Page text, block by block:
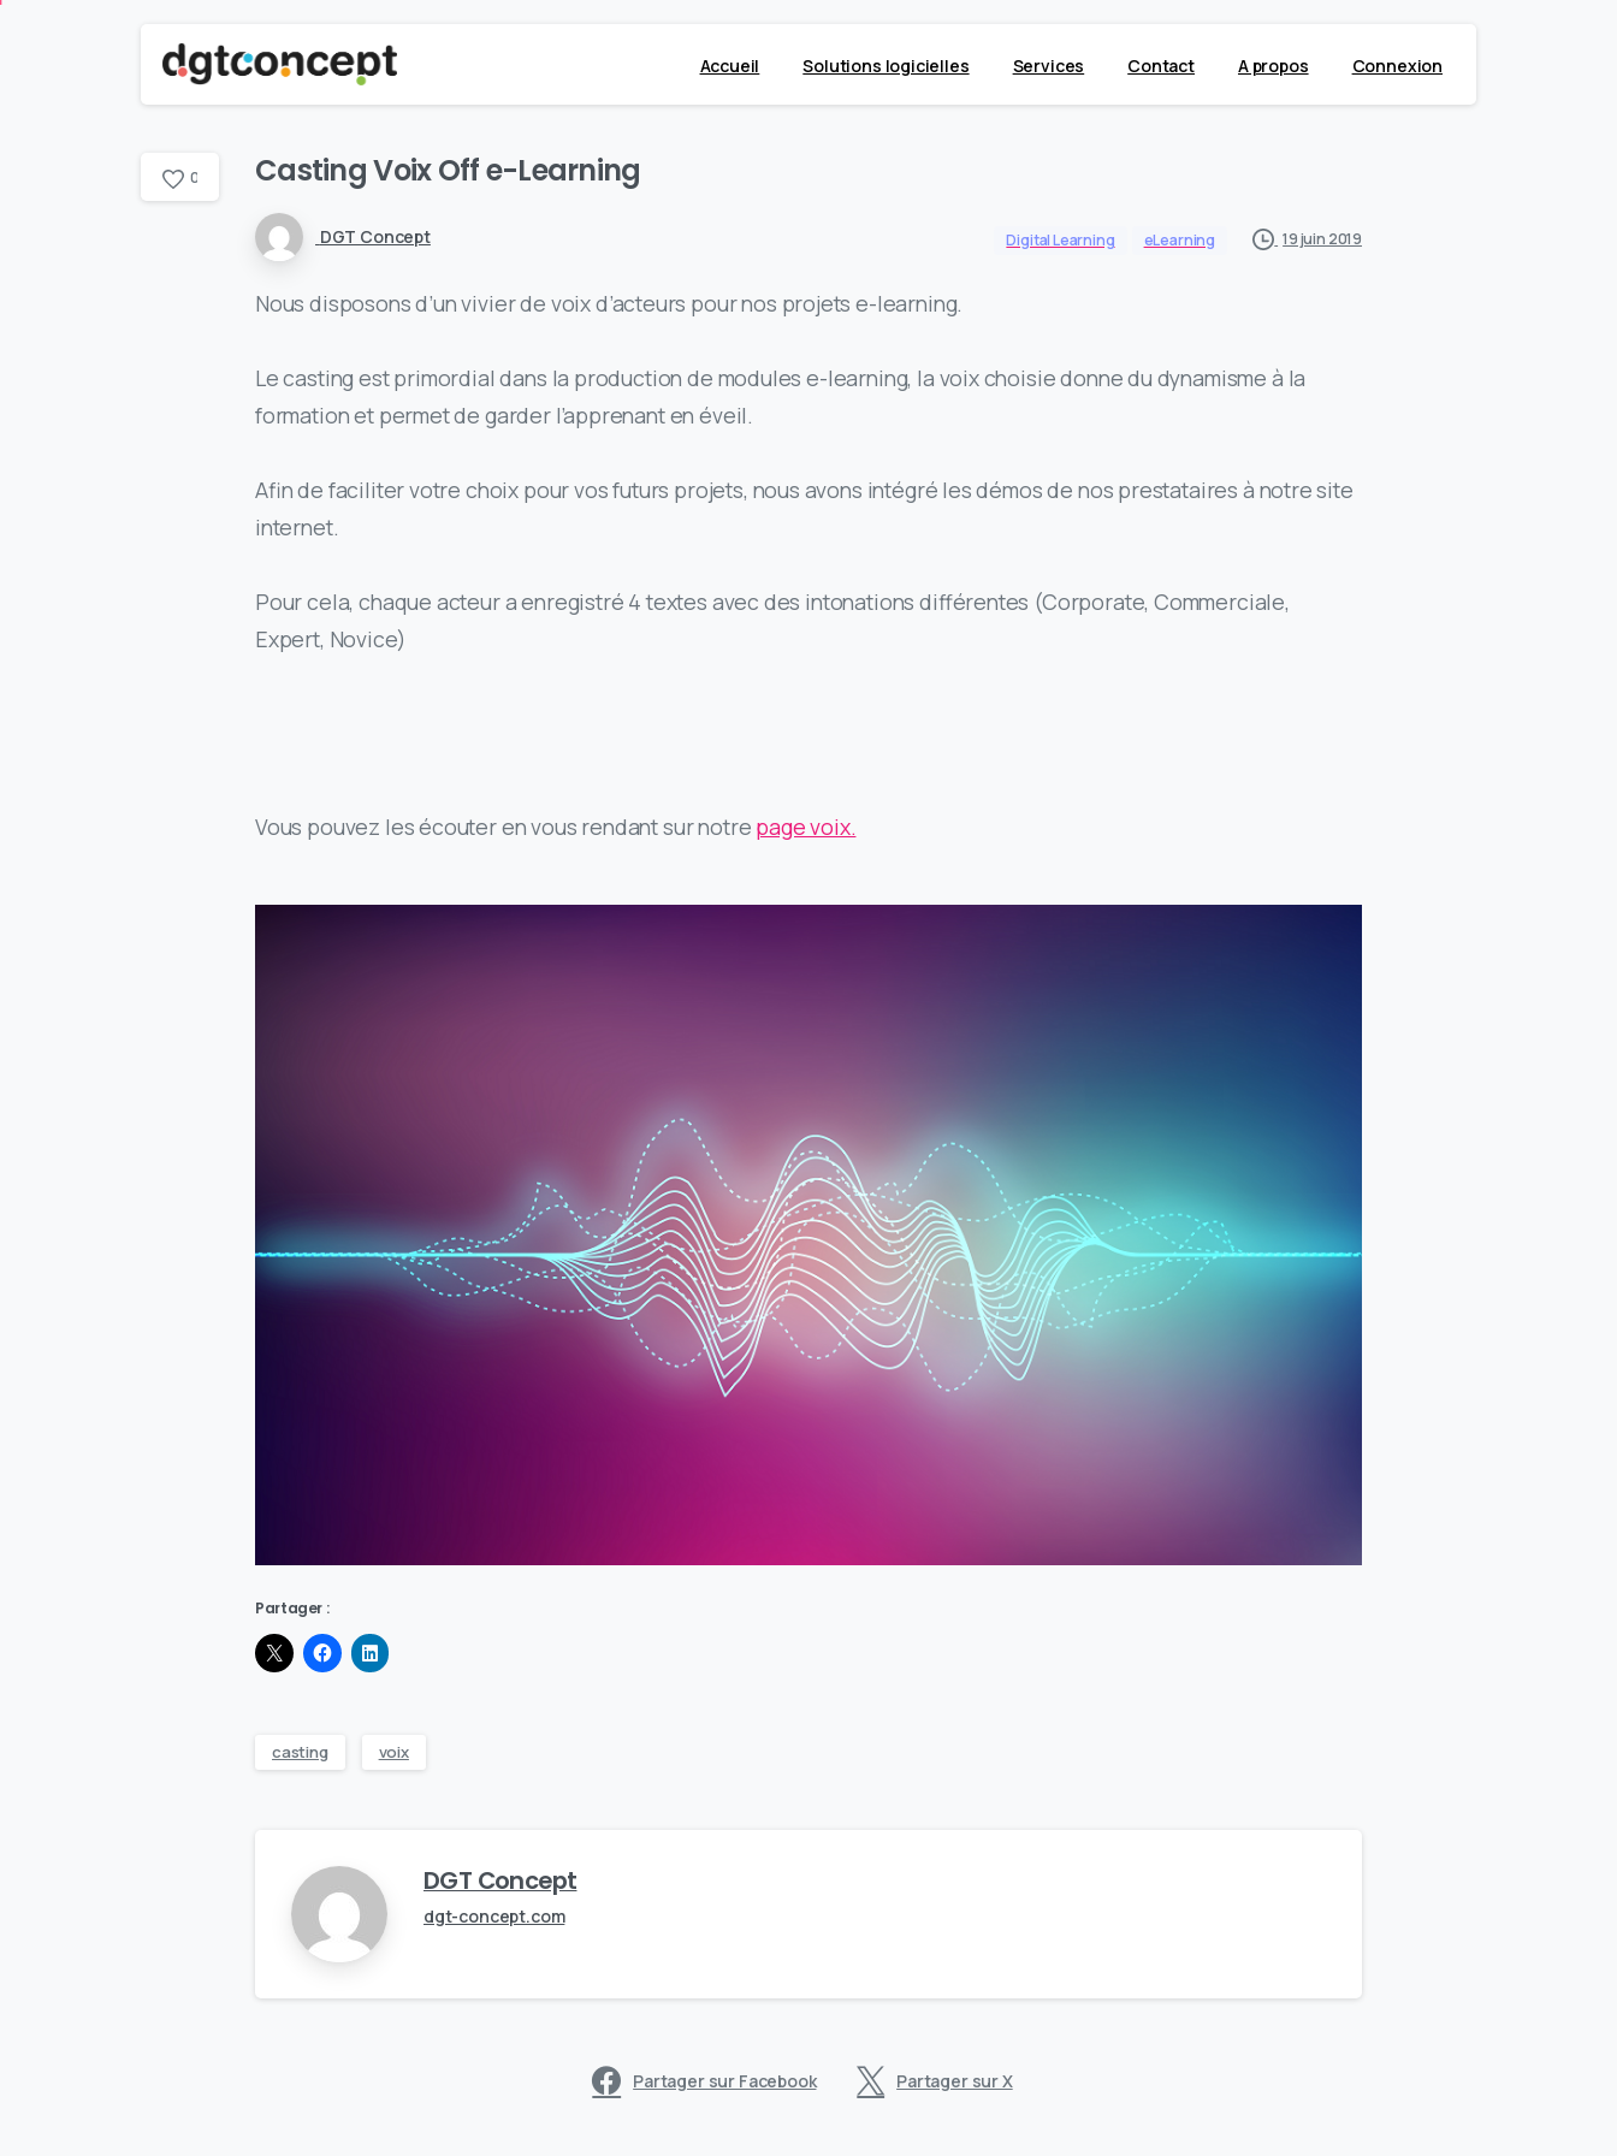
Accueil Solutions logicielles Services Contact A propos Connexion
0 Casting Voix Off e-Learning
DGT Concept Digital Learning eLearning 19 juin 2019
Nous disposons d’un vivier de voix d’acteurs pournos projets e-learning.
Le casting est primordial dans la production de modules e-learning, la voixchoisie donne du dynamisme à la
formation et permet de garder l’apprenant en éveil.
Afin de facilitervotre choix pour vos futurs projets, nous avons intégré les démos de nos prestataires à notre site
internet.
Pourcela, chaque acteur a enregistré 4 textes avec des intonations différentes (Corporate, Commerciale,
Expert, Novice)
Vous pouvez les écouter en vous rendant sur notre page voix.
Partager :
casting voix
DGT Concept
dgt-concept.com
Partager sur Facebook Partager sur X